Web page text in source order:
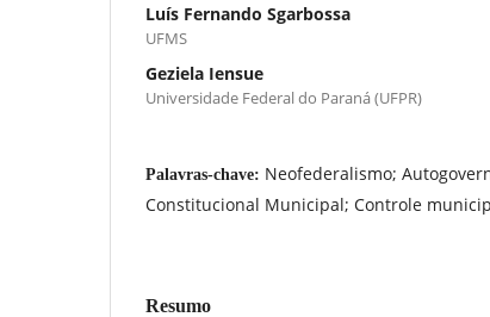
Luís Fernando Sgarbossa
UFMS
Geziela Iensue
Universidade Federal do Paraná (UFPR)
Palavras-chave: Neofederalismo;
Constitucional Municipal; Controle
Resumo